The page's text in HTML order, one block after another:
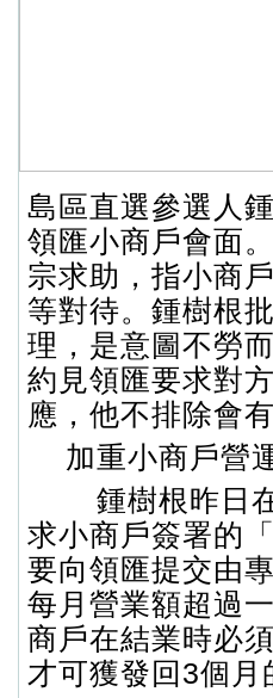
島區直選參選人
領匯小商戶會面
宗求助，指小商
等對待。鍾樹根
理，是意圖不勞
約見領匯要求對
應，他不排除會
加重小商戶營
鍾樹根昨日
求小商戶簽署的
要向領匯提交由
每月營業額超過
商戶在結業時必
才可獲發回3個月